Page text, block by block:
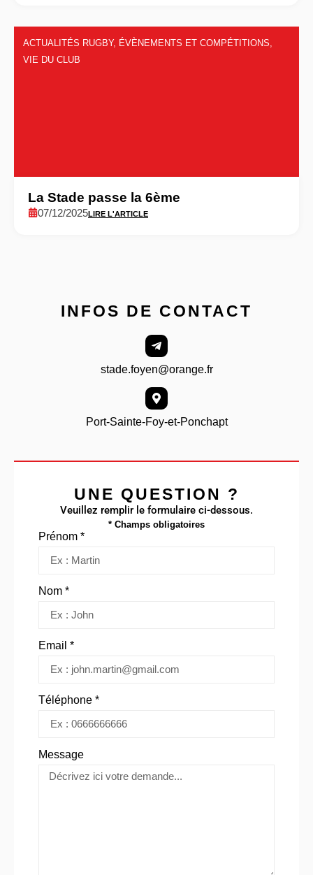
ACTUALITÉS RUGBY, ÉVÈNEMENTS ET COMPÉTITIONS
VIE DU CLUB
La Stade passe la 6ème
07/12/2025LIRE L'ARTICLE
INFOS DE CONTACT
stade.foyen@orange.fr
Port-Sainte-Foy-et-Ponchapt
UNE QUESTION ?
Veuillez remplir le formulaire ci-dessous.
* Champs obligatoires
Prénom *
Nom *
Email *
Téléphone *
Message